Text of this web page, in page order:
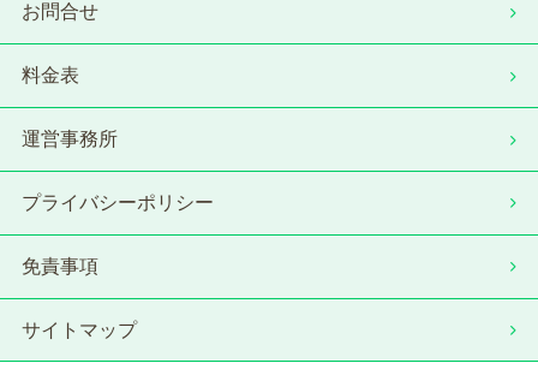
お問合せ
料金表
運営事務所
プライバシーポリシー
免責事項
サイトマップ